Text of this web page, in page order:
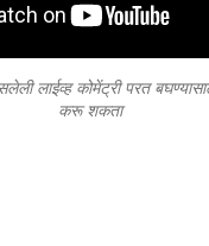
लाईव्ह कोमेंट्री परत
करू शकता